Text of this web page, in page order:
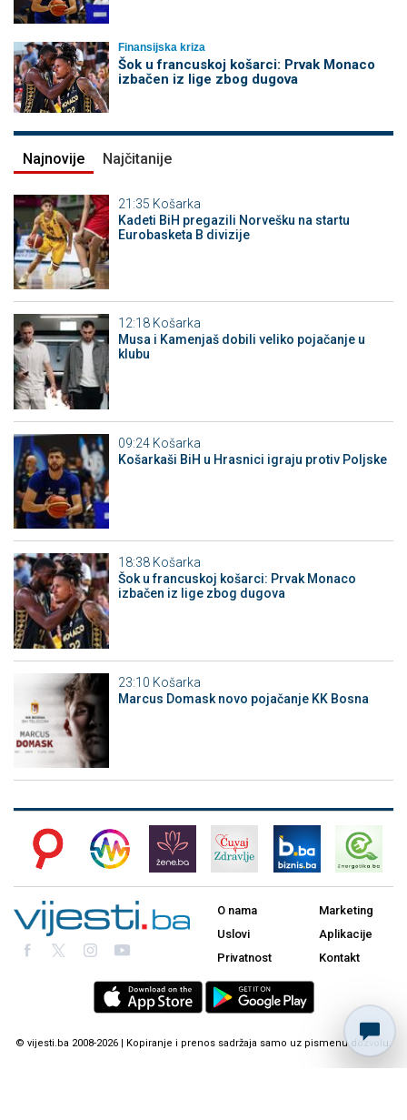
Finansijska kriza
Šok u francuskoj košarci: Prvak Monaco
izbačen iz lige zbog dugova
Najnovije Najčitanije
21:35 Košarka
Kadeti BiH pregazili Norvešku na startu
Eurobasketa B divizije
12:18 Košarka
Musa i Kamenjaš dobili veliko pojačanje u
klubu
09:24 Košarka
Košarkaši BiH u Hrasnici igraju protiv Poljske
18:38 Košarka
Šok u francuskoj košarci: Prvak Monaco
izbačen iz lige zbog dugova
23:10 Košarka
Marcus Domask novo pojačanje KK Bosna
O nama
Uslovi
Privatnost
Marketing
Aplikacije
Kontakt
© vijesti.ba 2008-2026 | Kopiranje i prenos sadržaja samo uz pismenu dozvolu.